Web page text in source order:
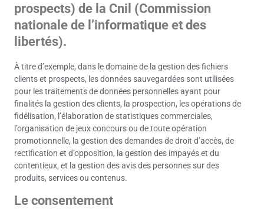
prospects) de la Cnil (Commission
nationale de l’informatique et des
libertés).
À titre d’exemple, dans le domaine de la gestion des fichiers
clients et prospects, les données sauvegardées sont utilisées
pour les traitements de données personnelles ayant pour
finalités la gestion des clients, la prospection, les opérations de
fidélisation, l’élaboration de statistiques commerciales,
l’organisation de jeux concours ou de toute opération
promotionnelle, la gestion des demandes de droit d’accès, de
rectification et d’opposition, la gestion des impayés et du
contentieux, et la gestion des avis des personnes sur des
produits, services ou contenus.
Le consentement